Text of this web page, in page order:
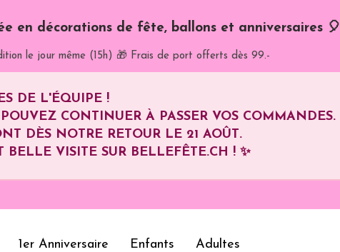
en décorations de fête, ballons et anniversaires 🎈
le jour même (15h) 🎁 Frais de port offerts dès 99.-
DE L'ÉQUIPE !
CONTINUER À PASSER VOS COMMANDES.
DÈS NOTRE RETOUR LE 21 AOÛT.
VISITE SUR BELLEFÊTE.CH ! ✨
1er Anniversaire Enfants Adultes